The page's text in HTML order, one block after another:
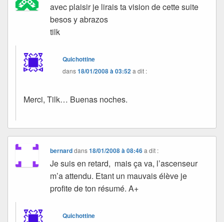
avec plaisir je lirais ta vision de cette suite
besos y abrazos
tilk
Quichottine
dans18/01/2008 à 03:52a dit :
Merci, Tilk… Buenas noches.
bernarddans18/01/2008 à 08:46 a dit :
Je suis en retard, mais ça va, l’ascenseur
m’a attendu. Etant un mauvais élève je
profite de ton résumé. A+
Quichottine